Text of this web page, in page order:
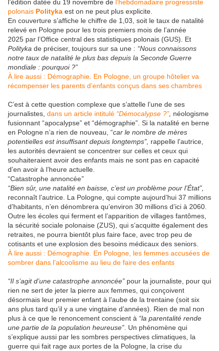
l’édition datée du 19 novembre de l’hebdomadaire progressiste
polonais Polityka est on ne peut plus explicite.
En couverture s’affiche le chiffre de 1,03, soit le taux de natalité
relevé en Pologne pour les trois premiers mois de l’année
2025 par l’Office central des statistiques polonais (GUS). Et
Polityka de préciser, toujours sur sa une : “Nous connaissons
notre taux de natalité le plus bas depuis la Seconde Guerre
mondiale : pourquoi ?”
À lire aussi : Démographie. En Pologne, un groupe hôtelier va
récompenser les parents d’enfants conçus dans ses chambres
C’est à cette question complexe que s’attelle l’une de ses
journalistes, dans un article intitulé “Démocalypse ?” néologisme
fusionnant “apocalypse” et “démographie”. Si la natalité en berne
en Pologne n’a rien de nouveau, “car le nombre de mères
potentielles est insuffisant depuis longtemps”, rappelle l’autrice,
les autorités devraient se concentrer sur celles et ceux qui
souhaiteraient avoir des enfants mais ne sont pas en capacité
d’en avoir à l’heure actuelle.
“Catastrophe annoncée”
“Bien sûr, une natalité en baisse, c’est un problème pour l’État”,
reconnaît l’autrice. La Pologne, qui compte aujourd’hui 37 millions
d’habitants, n’en dénombrera qu’environ 30 millions d’ici à 2060.
Outre les écoles qui ferment et l’apparition de villages fantômes,
la sécurité sociale polonaise (ZUS), qui s’acquitte également des
retraites, ne pourra bientôt plus faire face, avec trop peu de
cotisants et une explosion des besoins médicaux des seniors.
À lire aussi : Démographie. En Pologne, les femmes accusées de
sombrer dans l’alcoolisme au lieu de faire des enfants
“Il s’agit d’une catastrophe annoncée” pour la journaliste, pour qui
rien ne sert de jeter la pierre aux femmes, qui conçoivent
désormais leur premier enfant à l’aube de la trentaine (soit six
ans plus tard qu’il y a une vingtaine d’années). Rien de mal non
plus à ce que le renoncement conscient à “la parentalité rende
une partie de la population heureuse” . Un phénomène qui
s’explique aussi par les sombres perspectives climatiques, la
guerre qui fait rage aux portes de la Pologne, la crise du